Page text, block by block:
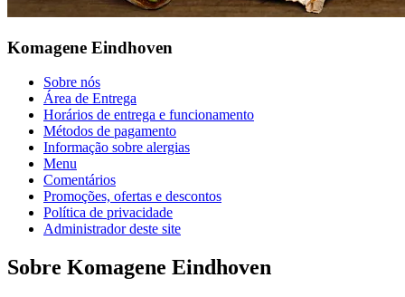
Komagene Eindhoven
Sobre nós
Área de Entrega
Horários de entrega e funcionamento
Métodos de pagamento
Informação sobre alergias
Menu
Comentários
Promoções, ofertas e descontos
Política de privacidade
Administrador deste site
Sobre Komagene Eindhoven